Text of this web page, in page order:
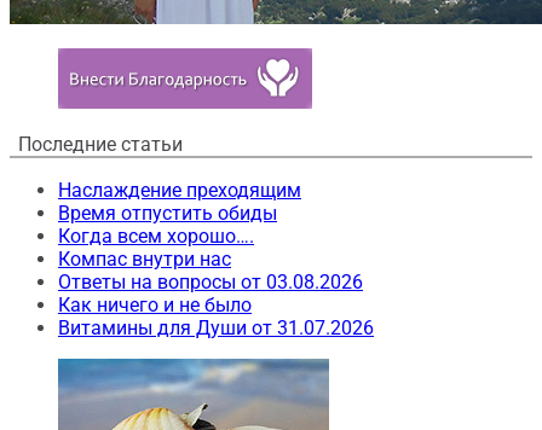
Последние статьи
Наслаждение преходящим
Время отпустить обиды
Когда всем хорошо….
Компас внутри нас
Ответы на вопросы от 03.08.2026
Как ничего и не было
Витамины для Души от 31.07.2026